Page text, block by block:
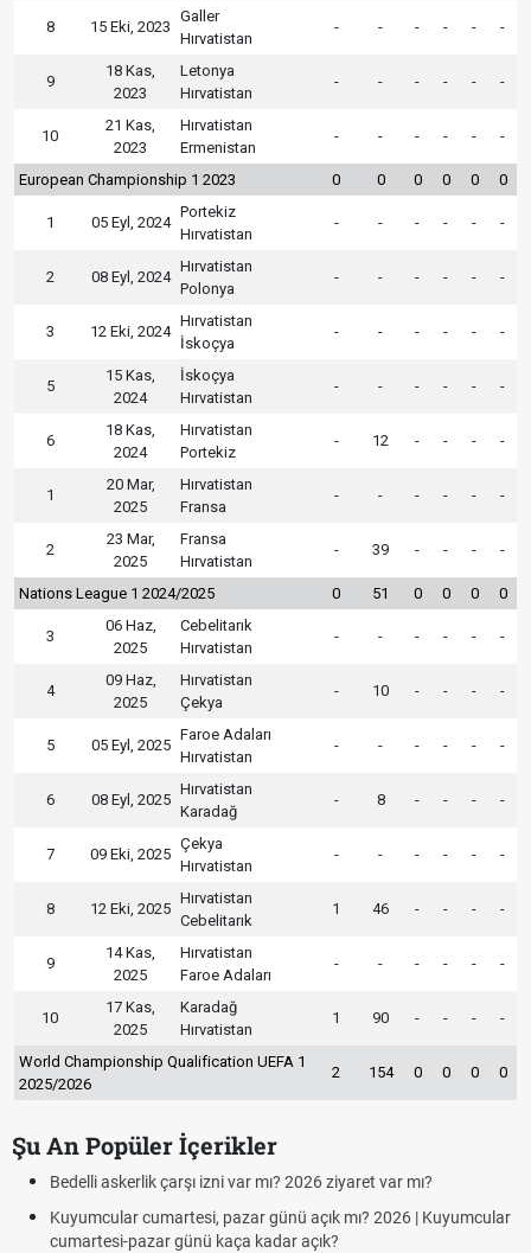
8 15 Eki, 2023
Galler
Hırvatistan
- - - - - -
9
18 Kas,
2023
Letonya
Hırvatistan
- - - - - -
10
21 Kas,
2023
Hırvatistan
Ermenistan
- - - - - -
European Championship 1 2023 0 0 0 0 0 0
1 05 Eyl, 2024
Portekiz
Hırvatistan
- - - - - -
2 08 Eyl, 2024
Hırvatistan
Polonya
- - - - - -
3 12 Eki, 2024
Hırvatistan
İskoçya
- - - - - -
5
15 Kas,
2024
İskoçya
Hırvatistan
- - - - - -
6
18 Kas,
2024
Hırvatistan
Portekiz
- 12 - - - -
1
20 Mar,
2025
Hırvatistan
Fransa
- - - - - -
2
23 Mar,
2025
Fransa
Hırvatistan
- 39 - - - -
Nations League 1 2024/2025 0 51 0 0 0 0
3
06 Haz,
2025
Cebelitarık
Hırvatistan
- - - - - -
4
09 Haz,
2025
Hırvatistan
Çekya
- 10 - - - -
5 05 Eyl, 2025
Faroe Adaları
Hırvatistan
- - - - - -
6 08 Eyl, 2025
Hırvatistan
Karadağ
- 8 - - - -
7 09 Eki, 2025
Çekya
Hırvatistan
- - - - - -
8 12 Eki, 2025
Hırvatistan
Cebelitarık
1 46 - - - -
9
14 Kas,
2025
Hırvatistan
Faroe Adaları
- - - - - -
10
17 Kas,
2025
Karadağ
Hırvatistan
1 90 - - - -
World Championship Qualification UEFA 1
2025/2026
2 154 0 0 0 0
Şu An Popüler İçerikler
Bedelli askerlik çarşı izni var mı? 2026 ziyaret var mı?
Kuyumcular cumartesi, pazar günü açık mı? 2026 | Kuyumcular
cumartesi-pazar günü kaça kadar açık?